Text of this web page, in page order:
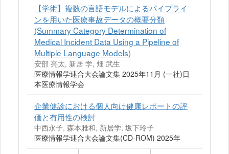
【学術】複数の言語モデルによるパイプライ
ンを用いた医療事故データの概要分類
(Summary Category Determination of
Medical Incident Data Using a Pipeline of
Multiple Language Models)
安部 亮太, 新居 学, 畑 武生
医療情報学連合大会論文集 2025年11月 (一社)日
本医療情報学会
企業健診における個人向け健康レポートの評
価と有用性の検討
中西永子, 森本雅和, 新居学, 坂下玲子
医療情報学連合大会論文集(CD-ROM) 2025年